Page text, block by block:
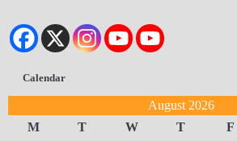
Calendar
August 2026
M
T W T F